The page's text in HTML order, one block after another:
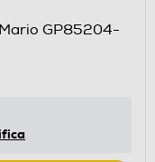
GP85204-